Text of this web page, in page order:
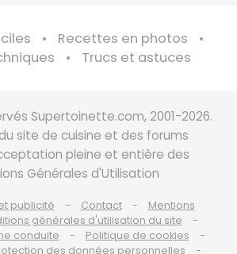
Recettes en photos
Trucs et astuces
Supertoinette.com, 2001-2026.
site de cuisine et des forums
pleine et entière des
Générales d'Utilisation
publicité Contact
Mentions
générales d'utilisation du site
conduite
Politique de cookies
des données personnelles